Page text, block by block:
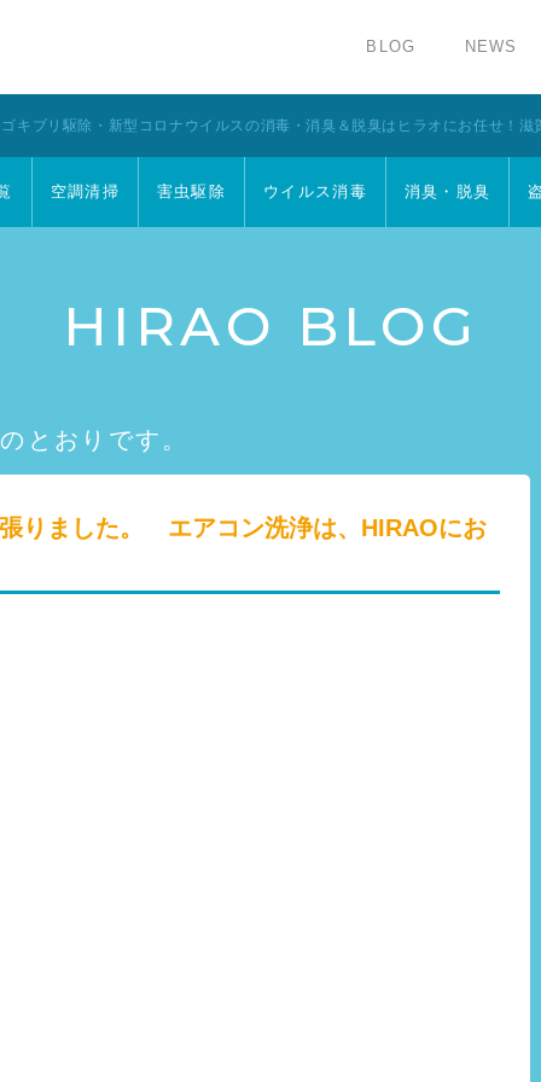
NEWS
BLOG
キブリ駆除・新型コロナウイルスの消毒・消臭＆脱臭はヒラオにお任せ！
空調清掃 害虫駆除 ウイルス消毒 消臭・脱臭
HIRAO BLOG
とおりです。
りました。 エアコン洗浄は、HIRAOにお